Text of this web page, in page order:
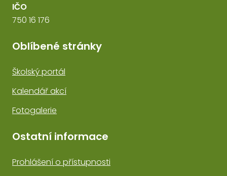
IČO
750 16 176
Oblíbené stránky
Školský portál
Kalendář akcí
Fotogalerie
Ostatní informace
Prohlášení o přístupnosti